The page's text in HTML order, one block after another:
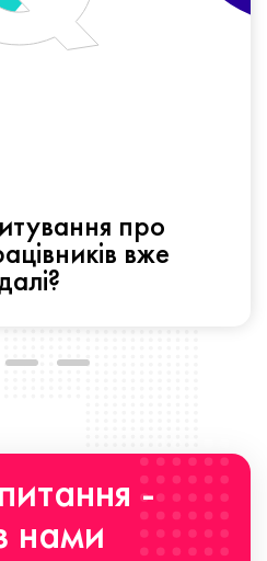
про
вже
-
нами